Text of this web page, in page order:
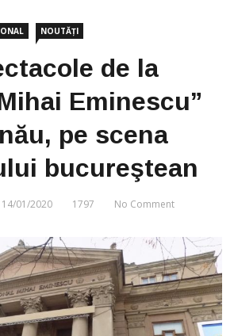
NOUTĂȚI
de la
Eminescu”
pe scena
bucureştean
14/01/2020 1797 No Comment